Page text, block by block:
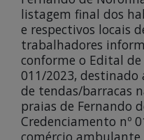
listagem final dos
e respectivos locais
trabalhadores
conforme o Edital
011/2023,
de tendas/barracas
praias de Fernando
Credenciamento nº
comércio ambulante